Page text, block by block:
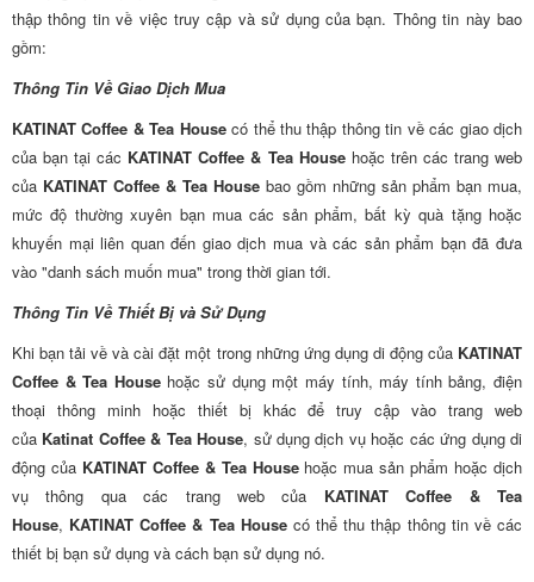
thập thông tin về việc truy cập và sử dụng của bạn. Thông tin này bao
gồm:
Thông Tin Về Giao Dịch Mua
KATINAT Coffee & Tea Housecó thể thu thập thông tin về các giao dịch
của bạn tại các KATINAT Coffee & Tea Househoặc trên các trang web
của KATINAT Coffee & Tea House bao gồm những sản phẩm bạn mua,
mức độ thường xuyên bạn mua các sản phẩm, bất kỳ quà tặng hoặc
khuyến mại liên quan đến giao dịch mua và các sản phẩm bạn đã đưa
vào "danh sách muốn mua" trong thời gian tới.
Thông Tin Về Thiết Bị và Sử Dụng
Khi bạn tải về và cài đặt một trong những ứng dụng di động của KATINAT
Coffee & Tea Househoặc sử dụng một máy tính, máy tính bảng, điện
thoại thông minh hoặc thiết bị khác để truy cập vào trang web
của Katinat Coffee & Tea House, sử dụng dịch vụ hoặc các ứng dụng di
động của KATINAT Coffee & Tea Househoặc mua sản phẩm hoặc dịch
vụ thông qua các trang web của KATINAT Coffee & Tea
House, KATINAT Coffee & Tea Housecó thể thu thập thông tin về các
thiết bị bạn sử dụng và cách bạn sử dụng nó.